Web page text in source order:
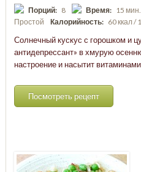
Порций: 8 Время: 15 мин.
Простой
Калорийность: 60 ккал /
Солнечный кускус с горошком и
антидепрессант» в хмурую
настроение и насытит
Посмотреть рецепт